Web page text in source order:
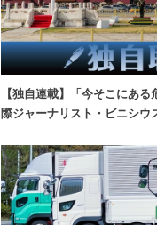
【独自連載】「今そこにあ
際ジャーナリスト・ビニシウ